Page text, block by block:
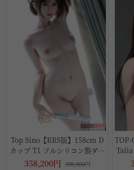
Top Sino【RRS版】158cm D
カップ T1 フルシリコン製ダッ
チワイフ
358,200円 398,000円
TOP-
Talia